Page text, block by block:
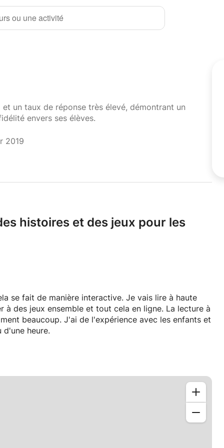
ou une activité
un taux de réponse très élevé, démontrant un
envers ses élèves.
2019
histoires et des jeux pour les
se fait de manière interactive. Je vais lire à haute
des jeux ensemble et tout cela en ligne. La lecture à
beaucoup. J'ai de l'expérience avec les enfants et
heure.